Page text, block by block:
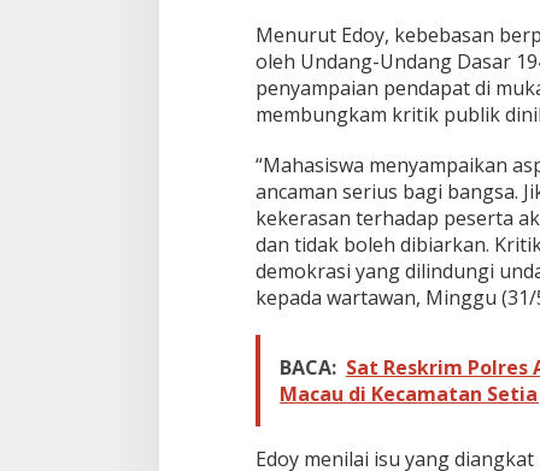
e
t
i
n
a
T
e
g
a
s
Menurut Edoy, kebebasan
oleh Undang-Undang Dasar
penyampaian pendapat di
membungkam kritik publik
“Mahasiswa menyampaikan
ancaman serius bagi bangsa.
kekerasan terhadap peserta
dan tidak boleh dibiarkan.
demokrasi yang dilindungi
kepada wartawan, Minggu (31/
BACA: Sat Reskrim Polres
Macau di Kecamatan
Edoy menilai isu yang